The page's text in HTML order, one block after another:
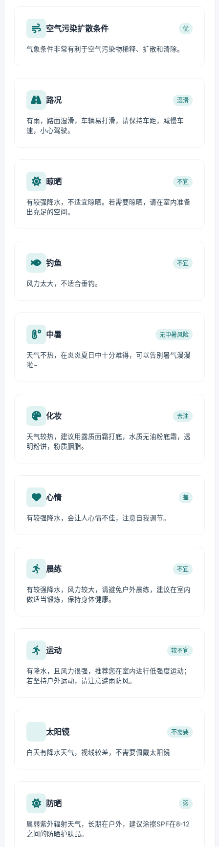
空气污染扩散条件 优
气象条件非常有利于空气污染物稀释、扩散和清除。
路况 湿滑
有雨，路面湿滑，车辆易打滑，请保持车距，减慢车
速，小心驾驶。
晾晒 不宜
有较强降水，不适宜晾晒。若需要晾晒，请在室内准备
出充足的空间。
钓鱼 不宜
风力太大，不适合垂钓。
中暑 无中暑风险
天气不热，在炎炎夏日中十分难得，可以告别暑气漫漫
啦~
化妆 去油
天气较热，建议用露质面霜打底，水质无油粉底霜，透
明粉饼，粉质胭脂。
心情 差
有较强降水，会让人心情不佳，注意自我调节。
晨练 不宜
有较强降水，风力较大，请避免户外晨练，建议在室内
做适当锻炼，保持身体健康。
运动 较不宜
有降水，且风力很强，推荐您在室内进行低强度运动；
若坚持户外运动，请注意避雨防风。
太阳镜 不需要
白天有降水天气，视线较差，不需要佩戴太阳镜
防晒 弱
属弱紫外辐射天气，长期在户外，建议涂擦SPF在8-12
之间的防晒护肤品。